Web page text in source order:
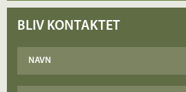
BLIV KONTAKTET